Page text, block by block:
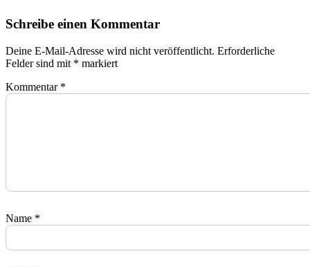
Schreibe einen Kommentar
Deine E-Mail-Adresse wird nicht veröffentlicht. Erforderliche
Felder sind mit * markiert
Kommentar *
Name *